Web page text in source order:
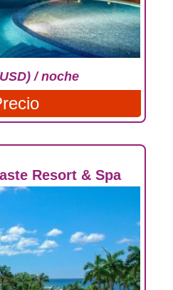
/ noche
Resort & Spa